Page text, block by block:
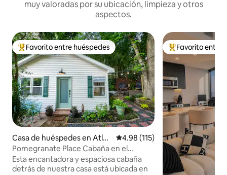
muy valoradas por su ubicación, limpieza y otros
aspectos.
Favorito entre huéspedes preferido
Favorito entre huéspedes
Casa de huéspedes en Atlan
ta
Calificación promedio: 4.98 de
4.98 (115)
Pomegranate Place Cabaña en el
corazón de Atlanta
Esta encantadora y espaciosa cabaña
detrás de nuestra casa está ubicada en
Favorito entre
Favorito entre